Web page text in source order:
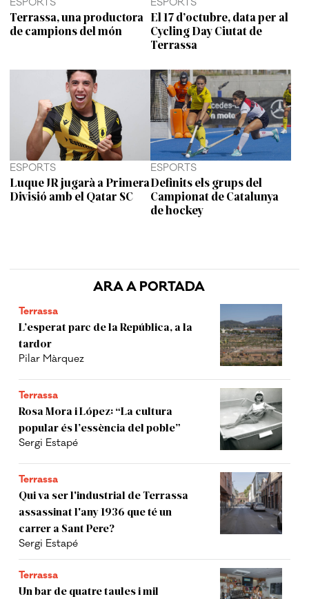
ARA A PORTADA
Terrassa
L’esperat parc de la República, a la
tardor
Pilar Màrquez
Terrassa
Rosa Mora i López: “La cultura
popular és l’essència del poble”
Sergi Estapé
Terrassa
Qui va ser l'industrial de Terrassa
assassinat l'any 1936 que té un
carrer a Sant Pere?
Sergi Estapé
Terrassa
Un bar de quatre taules i mil
Terrassa, una productora
de campions del món
El 17 d’octubre, data per al
Cycling Day Ciutat de
Terrassa
ESPORTS
Luque JR jugarà a Primera
Divisió amb el Qatar SC
ESPORTS
Definits els grups del
Campionat de Catalunya
de hockey